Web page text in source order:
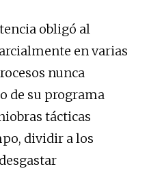
obligó al
en varias
nunca
de su programa
tácticas
dividir a los